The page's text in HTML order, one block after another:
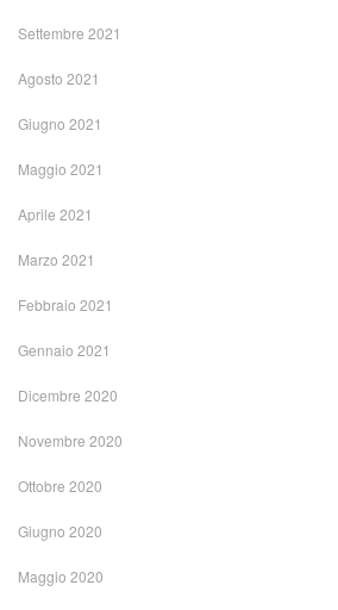
Settembre 2021
Agosto 2021
Giugno 2021
Maggio 2021
Aprile 2021
Marzo 2021
Febbraio 2021
Gennaio 2021
Dicembre 2020
Novembre 2020
Ottobre 2020
Giugno 2020
Maggio 2020